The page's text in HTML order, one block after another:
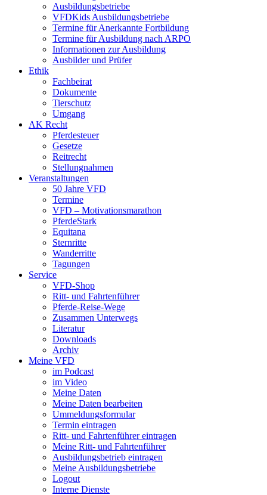
Ausbildungsbetriebe
VFDKids Ausbildungsbetriebe
Termine für Anerkannte Fortbildung
Termine für Ausbildung nach ARPO
Informationen zur Ausbildung
Ausbilder und Prüfer
Ethik
Fachbeirat
Dokumente
Tierschutz
Umgang
AK Recht
Pferdesteuer
Gesetze
Reitrecht
Stellungnahmen
Veranstaltungen
50 Jahre VFD
Termine
VFD – Motivationsmarathon
PferdeStark
Equitana
Sternritte
Wanderritte
Tagungen
Service
VFD-Shop
Ritt- und Fahrtenführer
Pferde-Reise-Wege
Zusammen Unterwegs
Literatur
Downloads
Archiv
Meine VFD
im Podcast
im Video
Meine Daten
Meine Daten bearbeiten
Ummeldungsformular
Termin eintragen
Ritt- und Fahrtenführer eintragen
Meine Ritt- und Fahrtenführer
Ausbildungsbetrieb eintragen
Meine Ausbildungsbetriebe
Logout
Interne Dienste